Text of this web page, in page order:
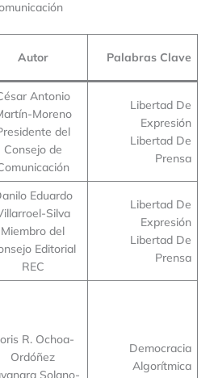
Autor Palabras Clave
Antonio
Moreno
del
Consejo de
Libertad De
Expresión
Libertad De
Prensa
Eduardo
Silva
Miembro del
Editorial
REC
Libertad De
Expresión
Libertad De
Prensa
R. Ochoa-
Ordóñez
Solano-
Democracia
Algorítmica